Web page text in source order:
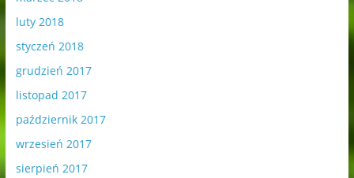
luty 2018
styczeń 2018
grudzień 2017
listopad 2017
październik 2017
wrzesień 2017
sierpień 2017